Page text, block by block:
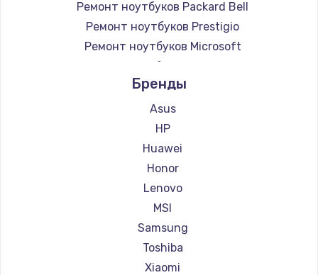
Ремонт ноутбуков Packard Bell
Ремонт ноутбуков Prestigio
Ремонт ноутбуков Microsoft
Ремонт ноутбуков Alienware
Ремонт ноутбуков Aquarius
Ремонт ноутбуков Gigabyte
Ремонт ноутбуков Aorus
Ремонт ноутбуков Maibenben
Ремонт ноутбуков Getac
Ремонт ноутбуков Epson
Ремонт ноутбуков Philips
Ремонт ноутбуков LG
Ремонт ноутбуков Panasonic
Ремонт ноутбуков Irbis
Бренды
Asus
HP
Huawei
Honor
Lenovo
MSI
Samsung
Toshiba
Xiaomi